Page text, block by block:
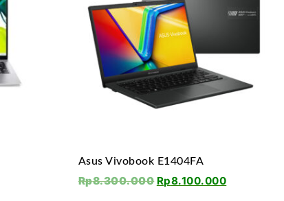
Asus Vivobook E1404FA
Rp8.300.000 Rp8.100.000